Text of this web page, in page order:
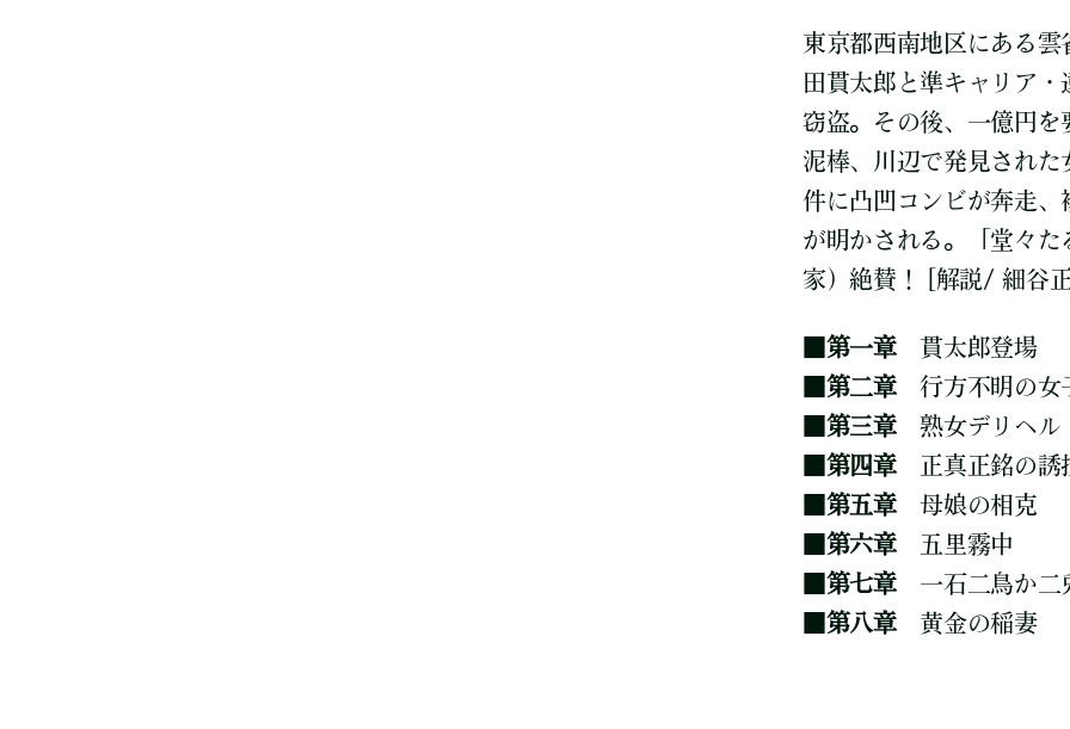
東京都西南地区にある
田貫太郎と準キャリア
窃盗。その後、一億円
泥棒、川辺で発見され
件に凸凹コンビが奔走
が明かされる。「堂々
家）絶賛！ [解説/ 細谷
第一章貫太郎登場
第二章行方不明の女
第三章熟女デリヘル
第四章正真正銘の誘
第五章母娘の相克
第六章五里霧中
第七章一石二鳥か二
第八章黄金の稲妻